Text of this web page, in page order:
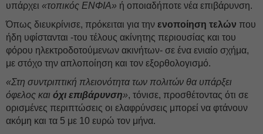
υπάρχει «τοπικός ΕΝΦΙΑ» ή οποιαδήποτε νέα επιβάρυνση.
Όπως διευκρίνισε, πρόκειται για την ενοποίηση τελών που
ήδη υφίστανται -του τέλους ακίνητης περιουσίας και του
φόρου ηλεκτροδοτούμενων ακινήτων- σε ένα ενιαίο σχήμα,
με στόχο την απλοποίηση και τον εξορθολογισμό.
«Στη συντριπτική πλειονότητα των πολιτών θα υπάρξει
όφελος και όχι επιβάρυνση», τόνισε, προσθέτοντας ότι σε
ορισμένες περιπτώσεις οι ελαφρύνσεις μπορεί να φτάνουν
ακόμη και τα 5 με 10 ευρώ τον μήνα.